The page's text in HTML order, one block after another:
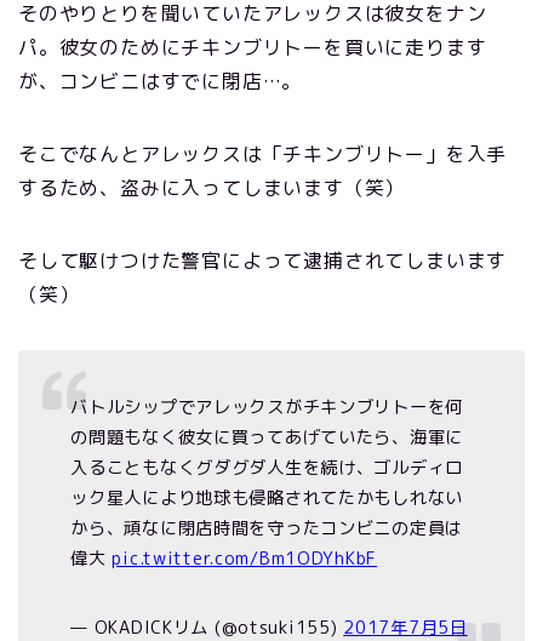
そのやりとりを聞いていたアレックスは彼女をナン
パ。彼女のためにチキンブリトーを買いに走ります
が、コンビニはすでに閉店…。
そこでなんとアレックスは「チキンブリトー」を入手
するため、盗みに入ってしまいます（笑）
そして駆けつけた警官によって逮捕されてしまいます
（笑）
バトルシップでアレックスがチキンブリトーを何
の問題もなく彼女に買ってあげていたら、海軍に
入ることもなくグダグダ人生を続け、ゴルディロ
ック星人により地球も侵略されてたかもしれない
から、頑なに閉店時間を守ったコンビニの定員は
偉大pic.twitter.com/Bm1ODYhKbF
— OKADICKリム (@otsuki155) 2017年7月5日